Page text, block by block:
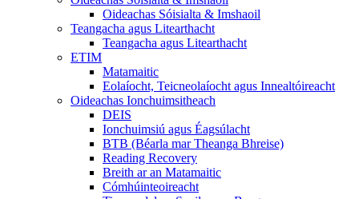
Oideachas Sóisialta & Imshaoil
Teangacha agus Litearthacht
Teangacha agus Litearthacht
ETIM
Matamaitic
Eolaíocht, Teicneolaíocht agus Innealtóireacht
Oideachas Ionchuimsitheach
DEIS
Ionchuimsiú agus Éagsúlacht
BTB (Béarla mar Theanga Bhreise)
Reading Recovery
Breith ar an Matamaitic
Cómhúinteoireacht